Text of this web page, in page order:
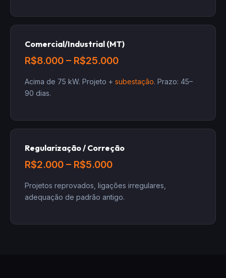
Comercial/Industrial (MT)
R$8.000 – R$25.000
Acima de 75 kW. Projeto + subestação. Prazo: 45–
90 dias.
Regularização / Correção
R$2.000 – R$5.000
Projetos reprovados, ligações irregulares,
adequação de padrão antigo.